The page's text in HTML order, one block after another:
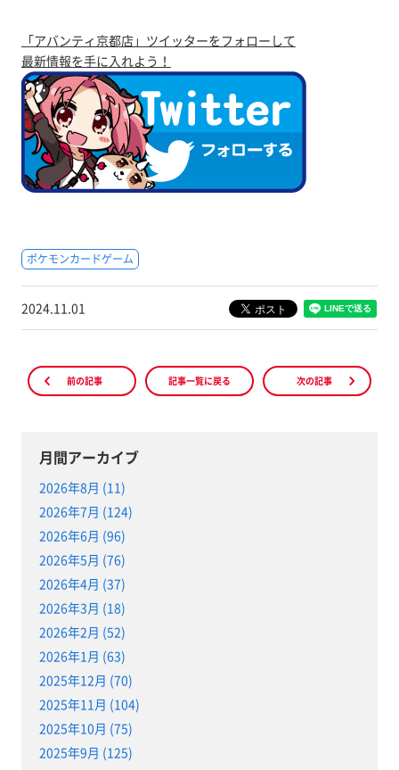
「アバンティ京都店」ツイッターをフォローして
最新情報を手に入れよう！
ポケモンカードゲーム
2024.11.01
前の記事 記事一覧に戻る 次の記事
月間アーカイブ
2026年8月 (11)
2026年7月 (124)
2026年6月 (96)
2026年5月 (76)
2026年4月 (37)
2026年3月 (18)
2026年2月 (52)
2026年1月 (63)
2025年12月 (70)
2025年11月 (104)
2025年10月 (75)
2025年9月 (125)